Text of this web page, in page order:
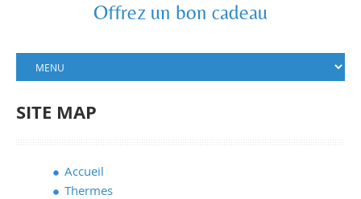
Offrez un bon cadeau
SITE MAP
Accueil
Thermes